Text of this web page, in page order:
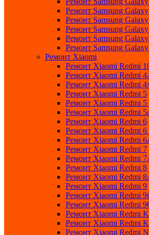
Ремонт Samsung
Ремонт Samsung
Ремонт Samsung
Ремонт Samsung
Ремонт Samsung
Ремонт Xiaomi
Ремонт Xiaomi Redmi
Ремонт Xiaomi Redmi
Ремонт Xiaomi Redmi
Ремонт Xiaomi Redmi 5
Ремонт Xiaomi Redmi 5
Ремонт Xiaomi Redmi
Ремонт Xiaomi Redmi 6
Ремонт Xiaomi Redmi 6
Ремонт Xiaomi Redmi
Ремонт Xiaomi Redmi 7
Ремонт Xiaomi Redmi
Ремонт Xiaomi Redmi 8
Ремонт Xiaomi Redmi
Ремонт Xiaomi Redmi 9
Ремонт Xiaomi Redmi 9i
Ремонт Xiaomi Redmi
Ремонт Xiaomi Redmi
Ремонт Xiaomi Redmi
Ремонт Xiaomi Redmi